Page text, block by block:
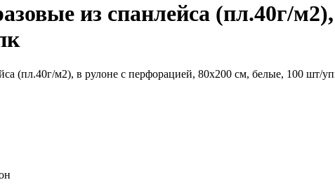
из спанлейса (пл.40г/
(пл.40г/м2), в рулоне с перфорацией, 80х200 см, белые, 100 шт/